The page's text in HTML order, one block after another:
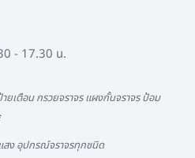
- 17.30 น.
ยเตือน กรวยจราจร แผงกั้นจราจร ป้อม
สง อุปกรณ์จราจรทุกชนิด